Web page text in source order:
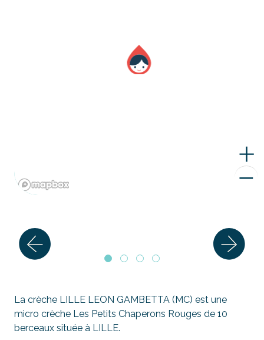
La crèche LILLE LEON GAMBETTA (MC) est une
micro crèche Les Petits Chaperons Rouges de 10
berceaux située à LILLE.